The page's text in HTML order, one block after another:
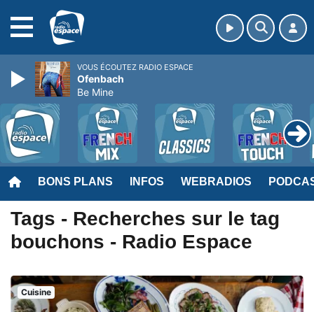
BONS PLANS INFOS WEBRADIOS
Tags - Recherches sur le tag
bouchons - Radio Espace
Cuisine
VOUS ÉCOUTEZ RADIO ESPACE
Ofenbach
Be Mine